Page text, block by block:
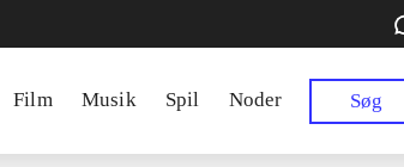
Film Musik Spil Noder Søg